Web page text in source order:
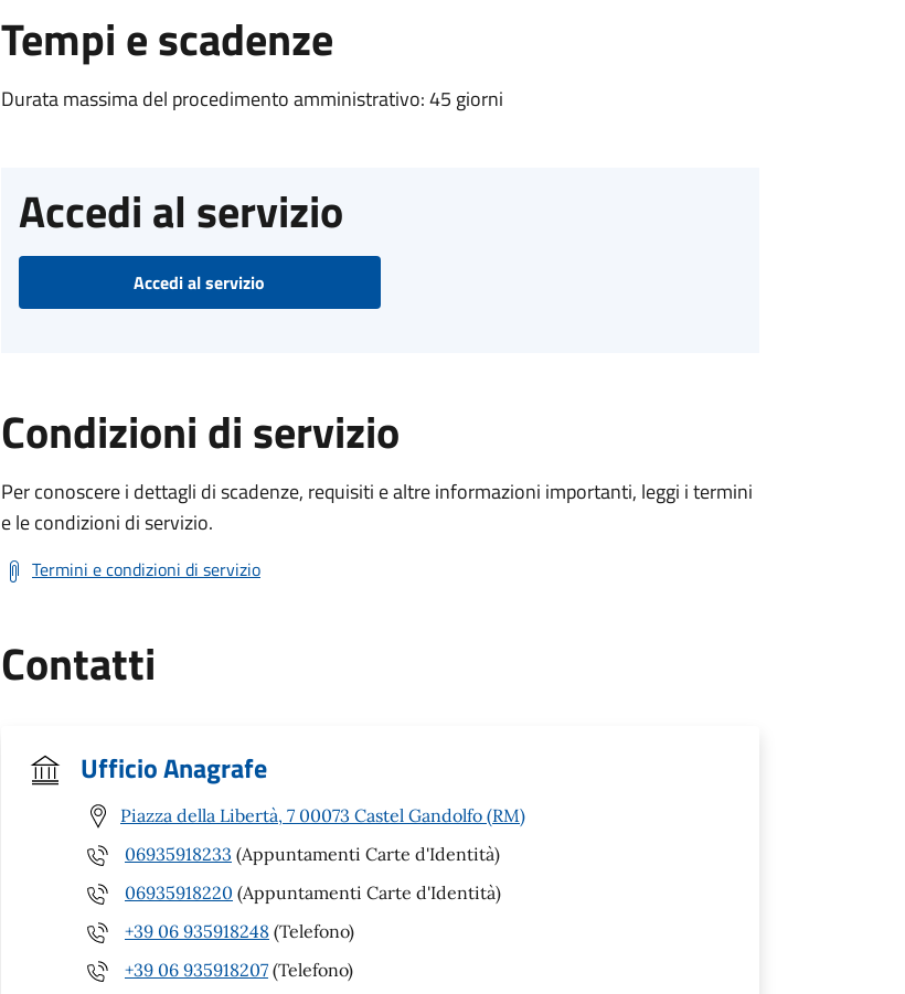
Tempi e scadenze
Durata massima del procedimento amministrativo: 45 giorni
Accedi al servizio
Accedi al servizio
Condizioni di servizio
Per conoscere i dettagli di scadenze, requisiti e altre informazioni importanti, leggi i termini
e le condizioni di servizio.
Termini e condizioni di servizio
Contatti
Ufficio Anagrafe
Piazza della Libertà, 7 00073 Castel Gandolfo (RM)
06935918233 (Appuntamenti Carte d'Identità)
06935918220 (Appuntamenti Carte d'Identità)
+39 06 935918248 (Telefono)
+39 06 935918207 (Telefono)